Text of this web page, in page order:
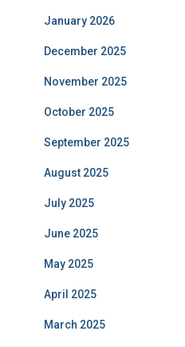
January 2026
December 2025
November 2025
October 2025
September 2025
August 2025
July 2025
June 2025
May 2025
April 2025
March 2025